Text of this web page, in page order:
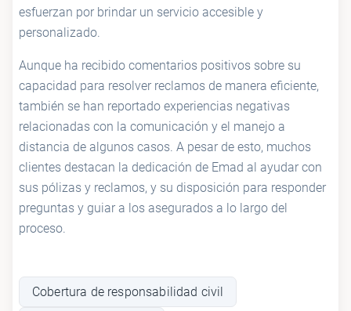
esfuerzan por brindar un servicio accesible y
personalizado.
Aunque ha recibido comentarios positivos sobre su
capacidad para resolver reclamos de manera eficiente,
también se han reportado experiencias negativas
relacionadas con la comunicación y el manejo a
distancia de algunos casos. A pesar de esto, muchos
clientes destacan la dedicación de Emad al ayudar con
sus pólizas y reclamos, y su disposición para responder
preguntas y guiar a los asegurados a lo largo del
proceso.
Cobertura de responsabilidad civil